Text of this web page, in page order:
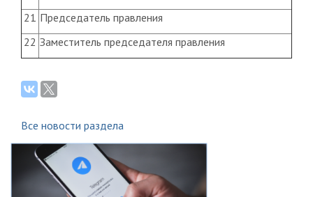
21 Председатель правления
22 Заместитель председателя правления
Все новости раздела